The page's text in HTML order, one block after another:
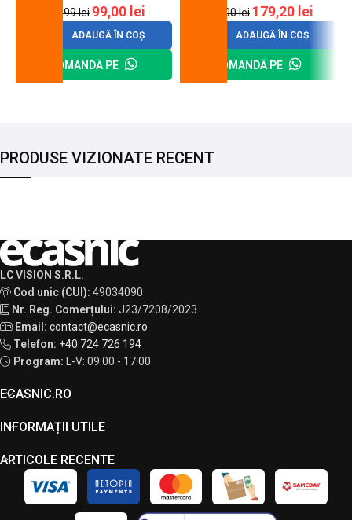
120,99lei 99,00 lei
ADAUGĂ ÎN COȘ
COMANDĂ PE
200,00lei 179,20 lei
ADAUGĂ ÎN COȘ
COMANDĂ PE
PRODUSE VIZIONATE RECENT
LC VISION S.R.L.
Cod unic (CUI): 49034090
Nr. Reg. Comerțului: J23/7208/2023
Email: contact@ecasnic.ro
Telefon: +40 724 726 194
Program:
L-V: 09:00 - 17:00
ECASNIC.RO
INFORMAȚII UTILE
ARTICOLE RECENTE